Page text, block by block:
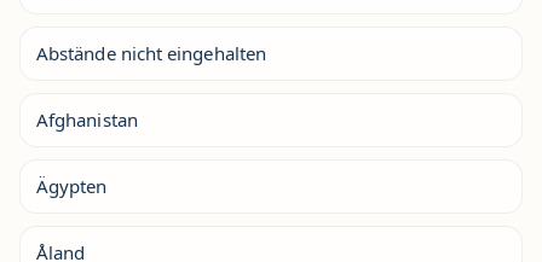
Abstände nicht eingehalten
Afghanistan
Ägypten
Åland